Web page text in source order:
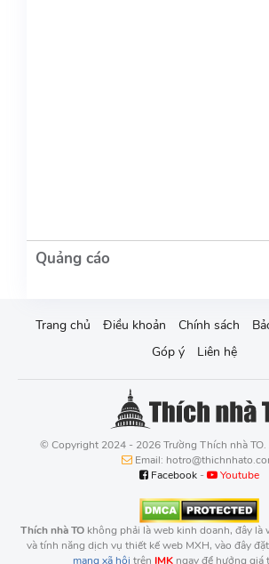
Trang chủ Điều khoản Chính sách
Góp ý
Liên hệ
© Copyright 2024 - 2026 Trường Thích nhà TO.
Email:
Facebook- Youtube
Thích nhà TOkhông phải là web kinh doanh, đây là
và tính năng dịch vụ thiết kế web MXH, vào đây
mạng xã hội trên IMKngay để hưởng giá